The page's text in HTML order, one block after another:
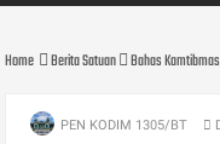
Home Berita Satuan Bahas
PEN KODIM 1305/BT